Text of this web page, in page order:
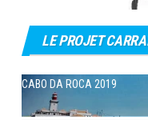
LE PROJET
CABO DA ROCA 2019